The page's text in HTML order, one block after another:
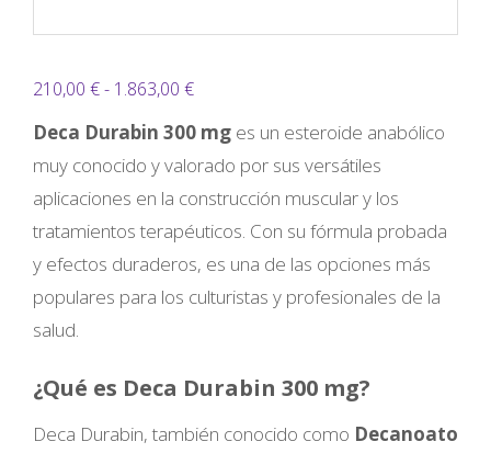
210,00 €- 1.863,00 €Rango
de
precios:
210,00 €
1.863,00 €
Deca Durabin 300 mg es un esteroide anabólico
muy conocido y valorado por sus versátiles
aplicaciones en la construcción muscular y los
tratamientos terapéuticos. Con su fórmula probada
y efectos duraderos, es una de las opciones más
populares para los culturistas y profesionales de la
salud.
¿Qué es Deca Durabin 300 mg?
Deca Durabin, también conocido como Decanoato